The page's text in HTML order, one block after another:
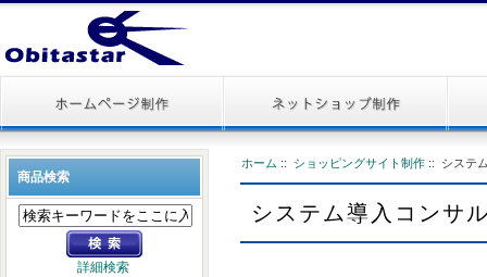
商品検索
詳細検索
ホーム :: ショッピングサイト制作:: システ
システム導入コンサ